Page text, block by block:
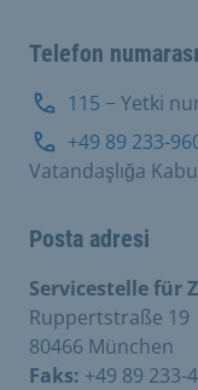
Telefon numarası
115 − Yetki
+49 89 233-
Vatandaşlığa
Posta adresi
Servicestelle für
Ruppertstraße 19
80466 München
Faks: +49 89 233-